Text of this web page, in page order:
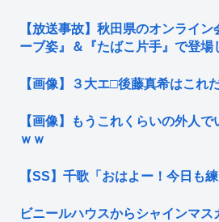
【放送事故】秋田県のオンライ
ーブ姿』＆『たばこ片手』で登場
【画像】３大エ□後藤真希はこれ
【画像】もうこれくらいの外人
ｗｗ
【SS】千歌「おはよー！今日も
ビニールハウスからシャインマ